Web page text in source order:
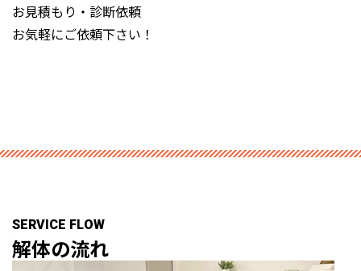
お見積もり・診断依頼
お気軽にご依頼下さい！
SERVICE FLOW
解体の流れ